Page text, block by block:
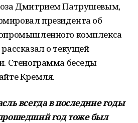
Дмитрием Патрушевым,
президента об
комплекса
о текущей
Стенограмма беседы
Кремля.
всегда в последние годы
год тоже был